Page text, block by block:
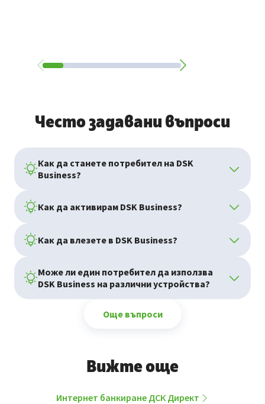
Често задавани въпроси
Как да станете потребител на DSK
Business?
Как да активирам DSK Business?
Как да влезете в DSK Business?
Може ли един потребител да използва
DSK Business на различни устройства?
Още въпроси
Вижте още
Интернет банкиране ДСК Директ